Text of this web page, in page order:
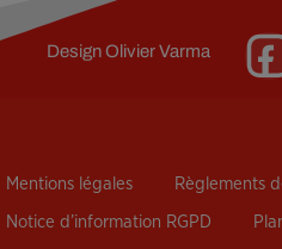
DesignOlivier Varma
Mentions légales Règlements
Notice d’information RGPD